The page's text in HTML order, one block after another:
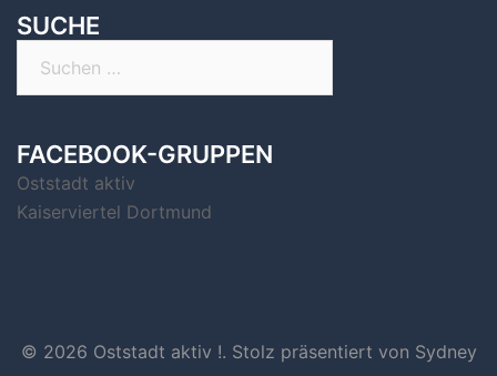
SUCHE
FACEBOOK-GRUPPEN
Oststadt aktiv
Kaiserviertel Dortmund
© 2026 Oststadt aktiv !. Stolz präsentiert von Sydney